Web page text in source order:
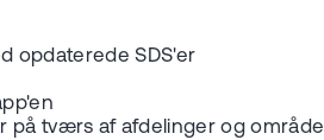
opdaterede SDS'er
på tværs af afdelinger og